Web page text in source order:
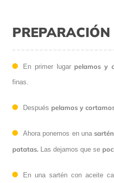
En primer lugar pelamos y
finas.
Después pelamos y
Ahora ponemos en unasartén
patatas. Las dejamos que se
En una sartén con aceite